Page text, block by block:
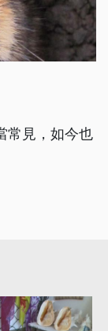
常見，如今也